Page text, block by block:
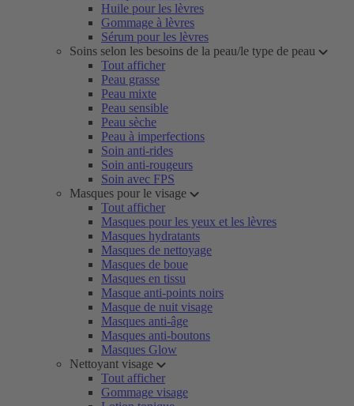
Huile pour les lèvres
Gommage à lèvres
Sérum pour les lèvres
Soins selon les besoins de la peau/le type de peau
Tout afficher
Peau grasse
Peau mixte
Peau sensible
Peau sèche
Peau à imperfections
Soin anti-rides
Soin anti-rougeurs
Soin avec FPS
Masques pour le visage
Tout afficher
Masques pour les yeux et les lèvres
Masques hydratants
Masques de nettoyage
Masques de boue
Masques en tissu
Masque anti-points noirs
Masque de nuit visage
Masques anti-âge
Masques anti-boutons
Masques Glow
Nettoyant visage
Tout afficher
Gommage visage